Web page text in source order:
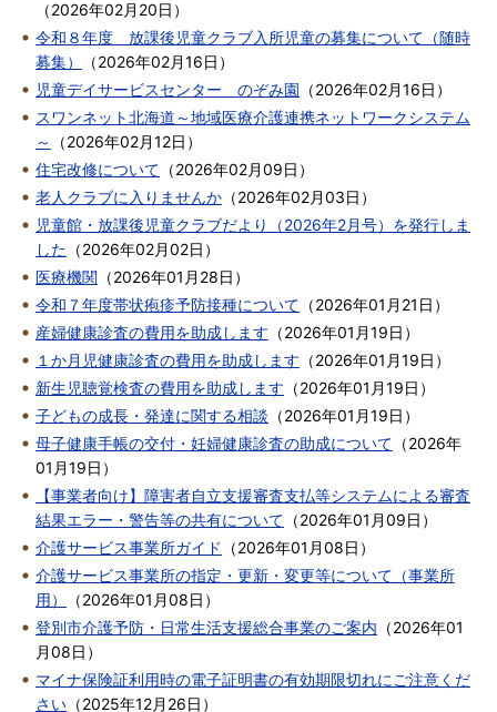
（2026年02月20日 ）
令和８年度 放課後児童クラブ入所児童の募集について（随時
募集）
（2026年02月16日 ）
児童デイサービスセンター のぞみ園 （2026年02月16日 ）
スワンネット北海道～地域医療介護連携ネットワークシステム
～
（2026年02月12日 ）
住宅改修について （2026年02月09日 ）
老人クラブに入りませんか （2026年02月03日 ）
児童館・放課後児童クラブだより（2026年2月号）を発行しま
した （2026年02月02日 ）
医療機関 （2026年01月28日 ）
令和７年度帯状疱疹予防接種について （2026年01月21日 ）
産婦健康診査の費用を助成します （2026年01月19日 ）
１か月児健康診査の費用を助成します （2026年01月19日 ）
新生児聴覚検査の費用を助成します （2026年01月19日 ）
子どもの成長・発達に関する相談 （2026年01月19日 ）
母子健康手帳の交付・妊婦健康診査の助成について （2026年
01月19日 ）
【事業者向け】障害者自立支援審査支払等システムによる審査
結果エラー・警告等の共有について （2026年01月09日 ）
介護サービス事業所ガイド
（2026年01月08日 ）
介護サービス事業所の指定・更新・変更等について（事業所
用）
（2026年01月08日 ）
登別市介護予防・日常生活支援総合事業のご案内 （2026年01
月08日 ）
マイナ保険証利用時の電子証明書の有効期限切れにご注意くだ
さい （2025年12月26日 ）